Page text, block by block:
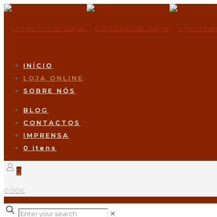
INÍCIO
LOJA ONLINE
SOBRE NÓS
BLOG
CONTACTOS
IMPRENSA
0 itens
0
0.00€
✕